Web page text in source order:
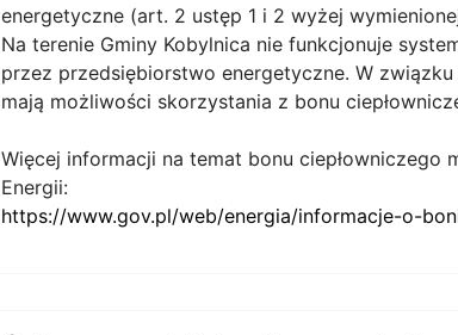
energetyczne (art. 2 ustęp 1 i 2 wyżej
Na terenie Gminy Kobylnica nie funkcjonuje
przez przedsiębiorstwo energetyczne. W
mają możliwości skorzystania z bonu
Więcej informacji na temat bonu ciepłowniczego
Energii:
https://www.gov.pl/web/energia/informacje-o-